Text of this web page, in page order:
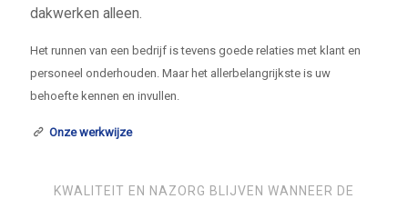
dakwerken alleen.
Het runnen van een bedrijf is tevens goede relaties met klant en
personeel onderhouden. Maar het allerbelangrijkste is uw
behoefte kennen en invullen.
Onze werkwijze
KWALITEIT EN NAZORG BLIJVEN WANNEER DE